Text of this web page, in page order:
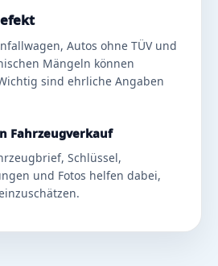
Autos ohne TÜV und
Mängeln können
sind ehrliche Angaben
Fahrzeugverkauf
Schlüssel,
und Fotos helfen dabei,